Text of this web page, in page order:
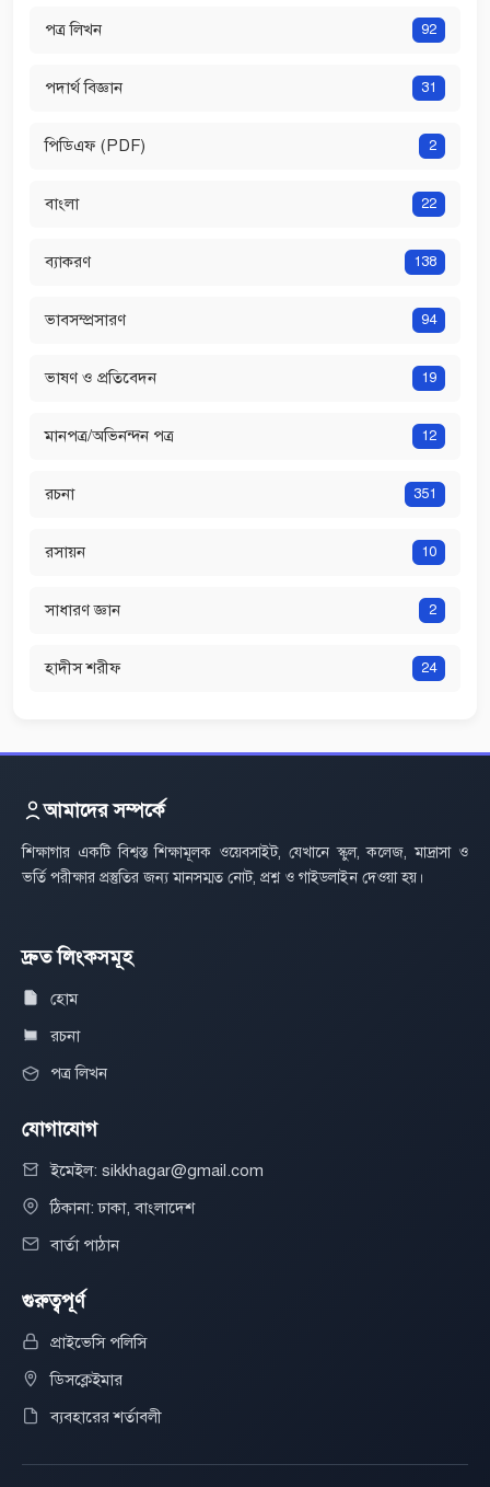
পত্র লিখন 92
পদার্থ বিজ্ঞান 31
পিডিএফ (PDF) 2
বাংলা 22
ব্যাকরণ 138
ভাবসম্প্রসারণ 94
ভাষণ ও প্রতিবেদন 19
মানপত্র/অভিনন্দন পত্র 12
রচনা 351
রসায়ন 10
সাধারণ জ্ঞান 2
হাদীস শরীফ 24
আমাদের সম্পর্কে
শিক্ষাগার একটি বিশ্বস্ত শিক্ষামূলক ওয়েবসাইট, যেখানে স্কুল, কলেজ, মাদ্রাসা ও
ভর্তি পরীক্ষার প্রস্তুতির জন্য মানসম্মত নোট, প্রশ্ন ও গাইডলাইন দেওয়া হয়।
দ্রুত লিংকসমূহ
হোম
রচনা
পত্র লিখন
যোগাযোগ
ইমেইল: sikkhagar@gmail.com
ঠিকানা: ঢাকা, বাংলাদেশ
বার্তা পাঠান
গুরুত্বপূর্ণ
প্রাইভেসি পলিসি
ডিসক্লেইমার
ব্যবহারের শর্তাবলী